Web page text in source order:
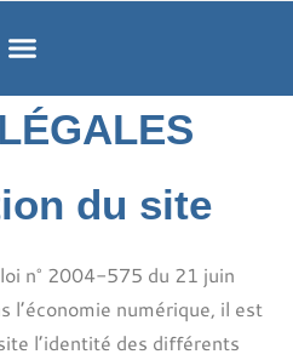
du site
n° 2004-575 du 21 juin
l’économie numérique, il est
l’identité des différents